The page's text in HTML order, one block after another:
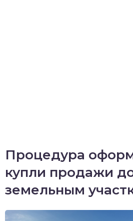
Процедура
купли продажи
земельным